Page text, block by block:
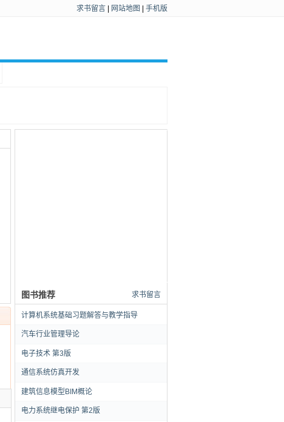
求书留言 网站地图 手机版
求书留言
图书推荐
计算机系统基础习题解答与教学指导
汽车行业管理导论
电子技术 第3版
通信系统仿真开发
建筑信息模型BIM概论
电力系统继电保护 第2版